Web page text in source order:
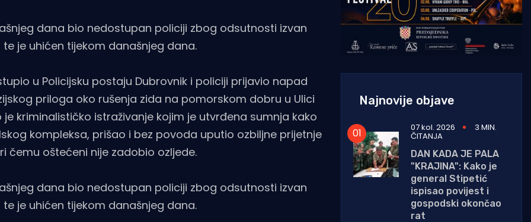
dana bio nedostupan policiji zbog odsutnosti izvan
je uhićen tijekom današnjeg dana.
u Policijsku postaju Dubrovnik i policiji prijavio napad
priloga oko rušenja zida na pomorskom dobru u Ulici
kriminalističko istraživanje kojim je utvrđena sumnja kako
kompleksa, prišao i bez povoda uputio ozbiljne prijetnje
čemu oštećeni nije zadobio ozljede.
dana bio nedostupan policiji zbog odsutnosti izvan
je uhićen tijekom današnjeg dana.
Najnovije objave
07 kol. 2026 3 MIN.
ČITANJA
DAN KADA JE PALA
"KRAJINA": Kako je
general Stipetić
ispisao povijest i
gospodski okončao
rat